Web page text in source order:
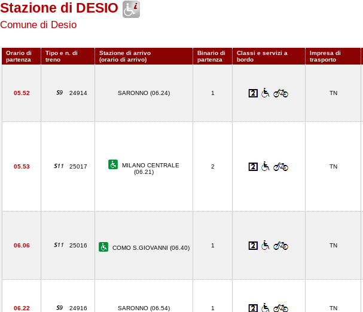
Stazione di DESIO
Comune di Desio
Orario di
partenza
Tipo e n. di
treno
Stazione di arrivo
(orario di arrivo)
Binario di
partenza
Classi e servizi a
bordo
Impresa di
trasporto
05.52 24914 SARONNO (06.24) 1 TN
05.53 25017
MILANO CENTRALE
(06.21)
2 TN
06.06 25016 COMO S.GIOVANNI (06.40) 1 TN
06.22 24916 SARONNO (06.54) 1 TN